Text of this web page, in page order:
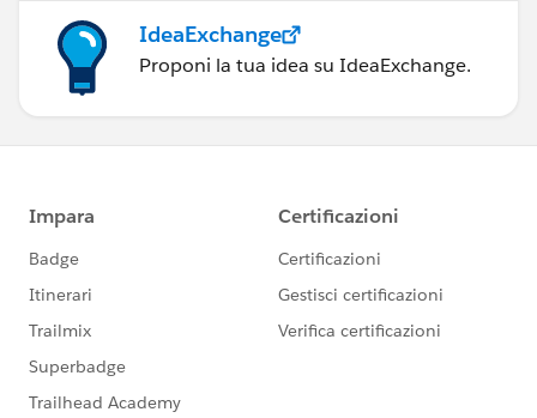
IdeaExchange
Proponi la tua idea su IdeaExchange.